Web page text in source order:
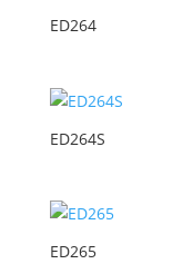
ED264
ED264S
ED265